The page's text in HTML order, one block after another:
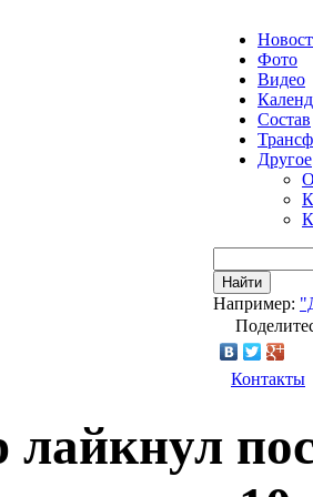
Фото
Видео
Состав
Другое
Найти
Например:
Контакты